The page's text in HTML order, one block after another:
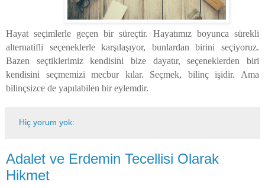
Hayat seçimlerle geçen bir süreçtir. Hayatımız boyunca sürekli
alternatifli seçeneklerle karşılaşıyor, bunlardan birini seçiyoruz.
Bazen seçtiklerimiz kendisini bize dayatır, seçeneklerden biri
kendisini seçmemizi mecbur kılar. Seçmek, bilinç işidir. Ama
bilinçsizce de yapılabilen bir eylemdir.
Hiç yorum yok:
Adalet ve Erdemin Tecellisi Olarak
Hikmet